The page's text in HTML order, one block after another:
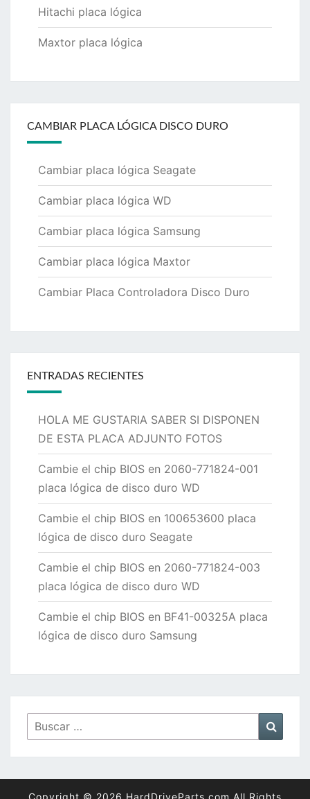
Hitachi placa lógica
Maxtor placa lógica
CAMBIAR PLACA LÓGICA DISCO DURO
Cambiar placa lógica Seagate
Cambiar placa lógica WD
Cambiar placa lógica Samsung
Cambiar placa lógica Maxtor
Cambiar Placa Controladora Disco Duro
ENTRADAS RECIENTES
HOLA ME GUSTARIA SABER SI DISPONEN
DE ESTA PLACA ADJUNTO FOTOS
Cambie el chip BIOS en 2060-771824-001
placa lógica de disco duro WD
Cambie el chip BIOS en 100653600 placa
lógica de disco duro Seagate
Cambie el chip BIOS en 2060-771824-003
placa lógica de disco duro WD
Cambie el chip BIOS en BF41-00325A placa
lógica de disco duro Samsung
Buscar
por:
Copyright © 2026 HardDriveParts.com All Rights